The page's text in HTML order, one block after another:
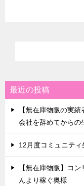
最近の投稿
【無在庫物販の実
会社を辞めてからの
12月度コミュニテ
【無在庫物販】コ
んより稼ぐ奥様